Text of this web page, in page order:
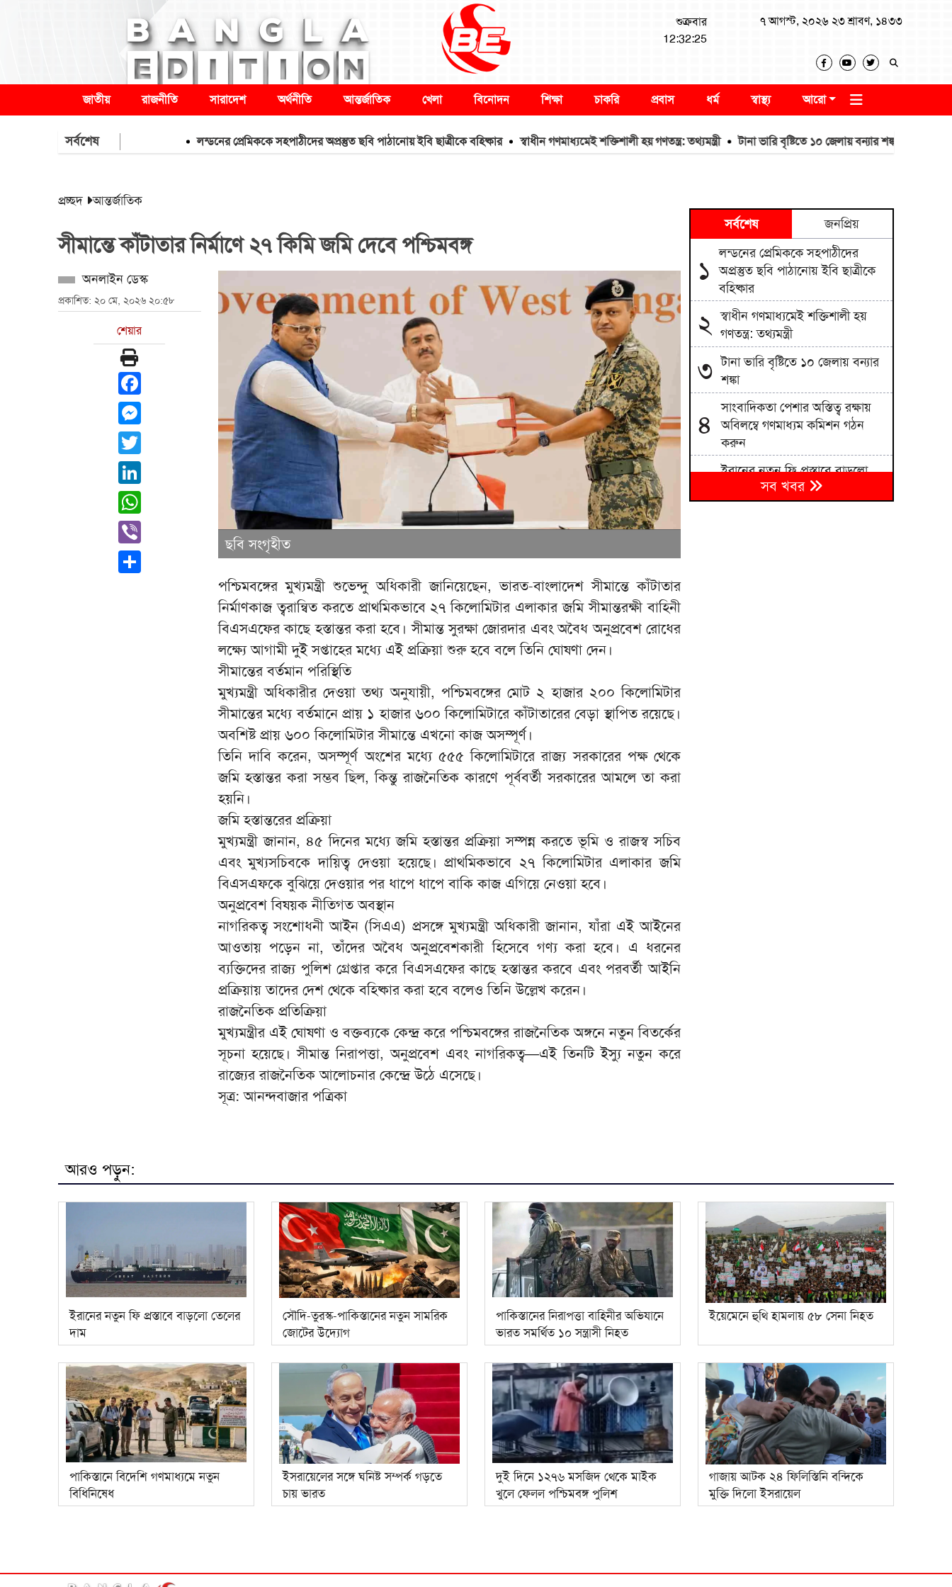
শুক্রবার
12:32:26
৭ আগস্ট, ২০২৬ ২৩ শ্রাবণ, ১৪৩৩
জাতীয় রাজনীতি সারাদেশ অর্থনীতি আন্তর্জাতিক খেলা বিনোদন শিক্ষা চাকরি প্রবাস ধর্ম স্বাস্থ্য আরো
সর্বশেষ লন্ডনের প্রেমিককে সহপাঠীদের অপ্রস্তুত ছবি পাঠানোয় ইবি ছাত্রীকে বহিষ্কার স্বাধীন গণমাধ্যমেই শক্তিশালী হয় গণতন্ত্র: তথ্যমন্ত্রী টানা ভারি বৃষ্টিতে ১০ জেলায় বন্যার শঙ্কা সাংবাদিকতা
প্রচ্ছদ আন্তর্জাতিক
সীমান্তে কাঁটাতার নির্মাণে ২৭ কিমি জমি দেবে পশ্চিমবঙ্গ
অনলাইন ডেস্ক
প্রকাশিত: ২০ মে, ২০২৬ ২০:৫৮
শেয়ার
Facebook
Messenger
Twitter
LinkedIn
WhatsApp
Viber
Share
ছবি সংগৃহীত
পশ্চিমবঙ্গের মুখ্যমন্ত্রী শুভেন্দু অধিকারী জানিয়েছেন, ভারত-বাংলাদেশ সীমান্তে কাঁটাতার
নির্মাণকাজ ত্বরান্বিত করতে প্রাথমিকভাবে ২৭ কিলোমিটার এলাকার জমি সীমান্তরক্ষী বাহিনী
বিএসএফের কাছে হস্তান্তর করা হবে। সীমান্ত সুরক্ষা জোরদার এবং অবৈধ অনুপ্রবেশ রোধের
লক্ষ্যে আগামী দুই সপ্তাহের মধ্যে এই প্রক্রিয়া শুরু হবে বলে তিনি ঘোষণা দেন।
সীমান্তের বর্তমান পরিস্থিতি
মুখ্যমন্ত্রী অধিকারীর দেওয়া তথ্য অনুযায়ী, পশ্চিমবঙ্গের মোট ২ হাজার ২০০ কিলোমিটার
সীমান্তের মধ্যে বর্তমানে প্রায় ১ হাজার ৬০০ কিলোমিটারে কাঁটাতারের বেড়া স্থাপিত রয়েছে।
অবশিষ্ট প্রায় ৬০০ কিলোমিটার সীমান্তে এখনো কাজ অসম্পূর্ণ।
তিনি দাবি করেন, অসম্পূর্ণ অংশের মধ্যে ৫৫৫ কিলোমিটারে রাজ্য সরকারের পক্ষ থেকে
জমি হস্তান্তর করা সম্ভব ছিল, কিন্তু রাজনৈতিক কারণে পূর্ববর্তী সরকারের আমলে তা করা
হয়নি।
জমি হস্তান্তরের প্রক্রিয়া
মুখ্যমন্ত্রী জানান, ৪৫ দিনের মধ্যে জমি হস্তান্তর প্রক্রিয়া সম্পন্ন করতে ভূমি ও রাজস্ব সচিব
এবং মুখ্যসচিবকে দায়িত্ব দেওয়া হয়েছে। প্রাথমিকভাবে ২৭ কিলোমিটার এলাকার জমি
বিএসএফকে বুঝিয়ে দেওয়ার পর ধাপে ধাপে বাকি কাজ এগিয়ে নেওয়া হবে।
অনুপ্রবেশ বিষয়ক নীতিগত অবস্থান
নাগরিকত্ব সংশোধনী আইন (সিএএ) প্রসঙ্গে মুখ্যমন্ত্রী অধিকারী জানান, যাঁরা এই আইনের
আওতায় পড়েন না, তাঁদের অবৈধ অনুপ্রবেশকারী হিসেবে গণ্য করা হবে। এ ধরনের
ব্যক্তিদের রাজ্য পুলিশ গ্রেপ্তার করে বিএসএফের কাছে হস্তান্তর করবে এবং পরবর্তী আইনি
প্রক্রিয়ায় তাদের দেশ থেকে বহিষ্কার করা হবে বলেও তিনি উল্লেখ করেন।
রাজনৈতিক প্রতিক্রিয়া
মুখ্যমন্ত্রীর এই ঘোষণা ও বক্তব্যকে কেন্দ্র করে পশ্চিমবঙ্গের রাজনৈতিক অঙ্গনে নতুন বিতর্কের
সূচনা হয়েছে। সীমান্ত নিরাপত্তা, অনুপ্রবেশ এবং নাগরিকত্ব—এই তিনটি ইস্যু নতুন করে
রাজ্যের রাজনৈতিক আলোচনার কেন্দ্রে উঠে এসেছে।
সূত্র: আনন্দবাজার পত্রিকা
সর্বশেষ জনপ্রিয়
১
লন্ডনের প্রেমিককে সহপাঠীদের
অপ্রস্তুত ছবি পাঠানোয় ইবি ছাত্রীকে
বহিষ্কার
২ স্বাধীন গণমাধ্যমেই শক্তিশালী হয়
গণতন্ত্র: তথ্যমন্ত্রী
৩ টানা ভারি বৃষ্টিতে ১০ জেলায় বন্যার
শঙ্কা
৪
সাংবাদিকতা পেশার অস্তিত্ব রক্ষায়
অবিলম্বে গণমাধ্যম কমিশন গঠন
করুন
৫ ইরানের নতুন ফি প্রস্তাবে বাড়লো
তেলের দামসব খবর
আরও পড়ুন:
ইরানের নতুন ফি প্রস্তাবে বাড়লো তেলের
দাম
সৌদি-তুরস্ক-পাকিস্তানের নতুন সামরিক
জোটের উদ্যোগ
পাকিস্তানের নিরাপত্তা বাহিনীর অভিযানে
ভারত সমর্থিত ১০ সন্ত্রাসী নিহত
ইয়েমেনে হুথি হামলায় ৫৮ সেনা নিহত
পাকিস্তানে বিদেশি গণমাধ্যমে নতুন
বিধিনিষেধ
ইসরায়েলের সঙ্গে ঘনিষ্ট সম্পর্ক গড়তে
চায় ভারত
দুই দিনে ১২৭৬ মসজিদ থেকে মাইক
খুলে ফেলল পশ্চিমবঙ্গ পুলিশ
গাজায় আটক ২৪ ফিলিস্তিনি বন্দিকে
মুক্তি দিলো ইসরায়েল